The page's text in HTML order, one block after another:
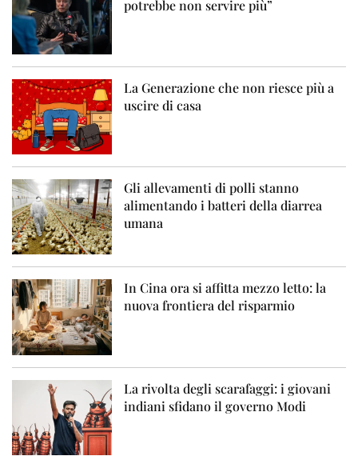
potrebbe non servire più”
La Generazione che non riesce più a
uscire di casa
Gli allevamenti di polli stanno
alimentando i batteri della diarrea
umana
In Cina ora si affitta mezzo letto: la
nuova frontiera del risparmio
La rivolta degli scarafaggi: i giovani
indiani sfidano il governo Modi